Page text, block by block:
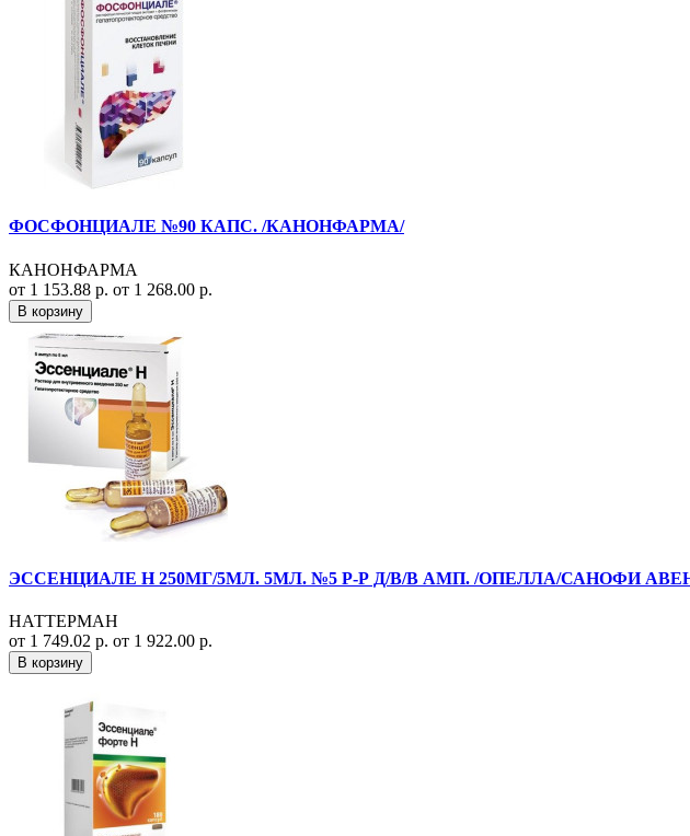
ФОСФОНЦИАЛЕ №90 КАПС. /КАНОНФАРМА/
КАНОНФАРМА
от 1 153.88 р. от 1 268.00 р.
В корзину
ЭССЕНЦИАЛЕ Н 250МГ/5МЛ. 5МЛ. №5 Р-Р Д/В/В АМП. /ОПЕЛЛА/САНОФИ
НАТТЕРМАН
от 1 749.02 р. от 1 922.00 р.
В корзину